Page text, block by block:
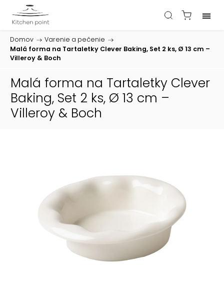
Domov / Varenie a pečenie /
Malá forma na Tartaletky Clever Baking, Set 2 ks, Ø 13 cm –
Villeroy & Boch
Malá forma na Tartaletky Clever
Baking, Set 2 ks, Ø 13 cm –
Villeroy & Boch